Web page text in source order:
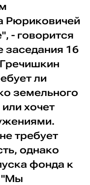
Рюриковичей
- говорится
заседания 16
ли
земельного
хочет
требует
однако
фонда к
"Мы